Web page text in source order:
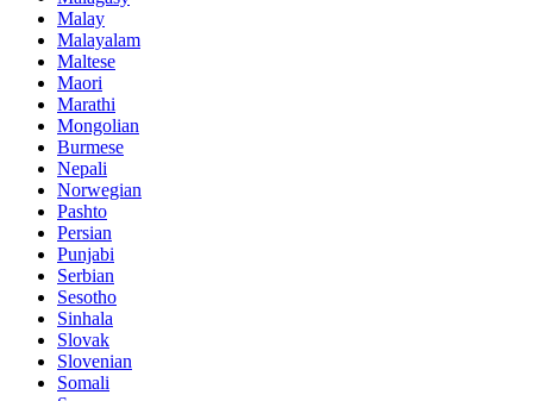
Malay
Malayalam
Maltese
Maori
Marathi
Mongolian
Burmese
Nepali
Norwegian
Pashto
Persian
Punjabi
Serbian
Sesotho
Sinhala
Slovak
Slovenian
Somali